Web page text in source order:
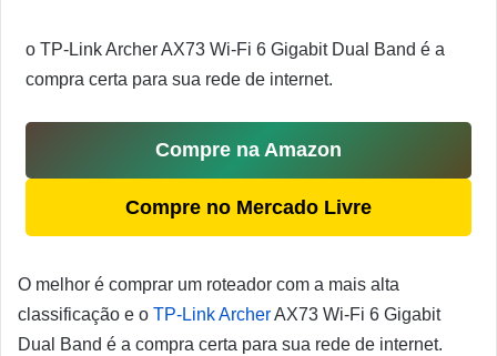
o TP-Link Archer AX73 Wi-Fi 6 Gigabit Dual Band é a
compra certa para sua rede de internet.
Compre na Amazon
Compre no Mercado Livre
O melhor é comprar um roteador com a mais alta
classificação e o TP-Link ArcherAX73 Wi-Fi 6 Gigabit
Dual Band é a compra certa para sua rede de internet.